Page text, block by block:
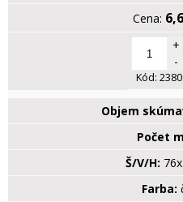
+
-
Kód:
Objem
Počet
Š/V/H:
Farba: